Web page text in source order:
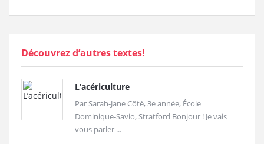
Découvrez d’autres textes!
L’acériculture
Par Sarah-Jane Côté, 3e année, École
Dominique-Savio, Stratford Bonjour ! Je vais
vous parler ...